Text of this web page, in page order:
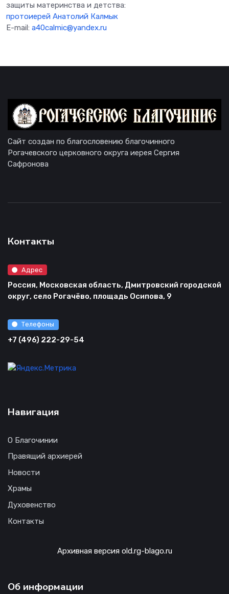
защиты материнства и детства:
протоиерей Анатолий Калмык
E-mail: a40calmic@yandex.ru
Сайт создан по благословению благочинного
Рогачевского церковного округа иерея Сергия
Сафронова
Контакты
Адрес
Россия, Московская область, Дмитровский городской
округ, село Рогачёво, площадь Осипова, 9
Телефоны
+7 (496) 222-29-54
Навигация
О Благочинии
Правящий архиерей
Новости
Храмы
Духовенство
Контакты
Архивная версия old.rg-blago.ru
Об информации